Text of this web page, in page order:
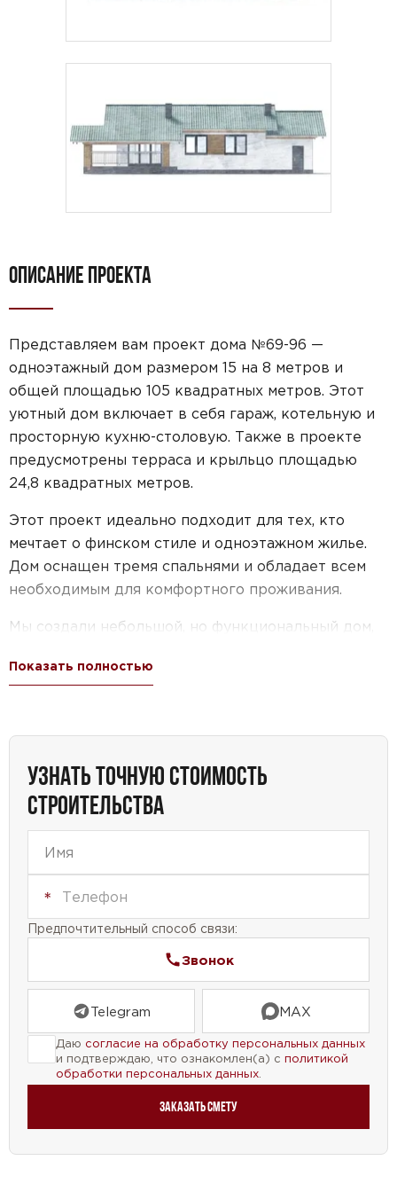
ОПИСАНИЕ ПРОЕКТА
Представляем вам проект дома №69-96 —
одноэтажный дом размером 15 на 8 метров и
общей площадью 105 квадратных метров. Этот
уютный дом включает в себя гараж, котельную и
просторную кухню-столовую. Также в проекте
предусмотрены терраса и крыльцо площадью
24,8 квадратных метров.
Этот проект идеально подходит для тех, кто
мечтает о финском стиле и одноэтажном жилье.
Дом оснащен тремя спальнями и обладает всем
необходимым для комфортного проживания.
Мы создали небольшой, но функциональный дом,
Благодаря своей площади до 150 квадратных
что делает его привлекательным выбором для
тех, кто ищет недорогое жилье.
где каждый член семьи найдет свое
для вас. Мы уверены, что вы будете довольны
своим новым домом и наслаждаться комфортом,
который он предлагает.
Показать полностью
УЗНАТЬ ТОЧНУЮ СТОИМОСТЬ
СТРОИТЕЛЬСТВА
Предпочтительный способ связи:
Звонок
Telegram MAX
Даю согласие на обработку персональных данных
и подтверждаю, что ознакомлен(а) с политикой
обработки персональных данных.
Заказать смету
Telegram MAX
согласие на обработку персональных данных